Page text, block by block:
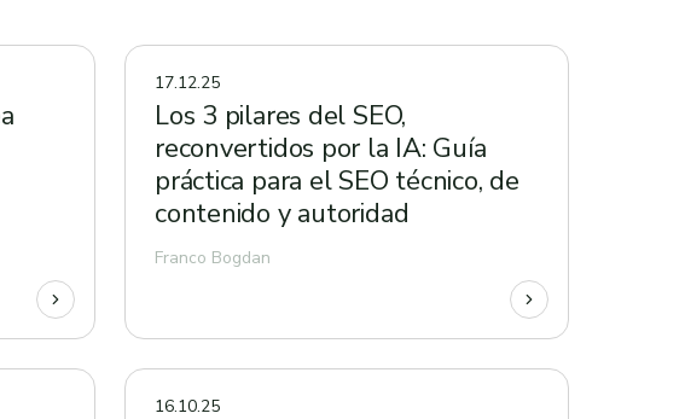
17.12.25
Los 3 pilares del SEO,
reconvertidos por la IA: Guía
práctica para el SEO técnico, de
contenido y autoridad
Franco Bogdan
16.10.25